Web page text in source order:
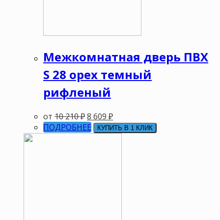
Межкомнатная дверь ПВХ
S 28 орех темный
рифленый
от 10 210₽8 609 ₽
ПОДРОБНЕЕ
КУПИТЬ В 1 КЛИК